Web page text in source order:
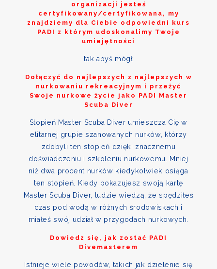
organizacji jesteś
certyfikowany/certyfikowana, my
znajdziemy dla Ciebie odpowiedni kurs
PADI z którym udoskonalimy Twoje
umiejętności
tak abyś mógł
Dołączyć do najlepszych z najlepszych w
nurkowaniu rekreacyjnym i przeżyć
Swoje nurkowe życie jako PADI Master
Scuba Diver
Stopień Master Scuba Diver umieszcza Cię w
elitarnej grupie szanowanych nurków, którzy
zdobyli ten stopień dzięki znacznemu
doświadczeniu i szkoleniu nurkowemu. Mniej
niż dwa procent nurków kiedykolwiek osiąga
ten stopień. Kiedy pokazujesz swoją kartę
Master Scuba Diver, ludzie wiedzą, że spędziłeś
czas pod wodą w różnych środowiskach i
miałeś swój udział w przygodach nurkowych.
Dowiedz się, jak zostać PADI
Divemasterem
Istnieje wiele powodów, takich jak dzielenie się